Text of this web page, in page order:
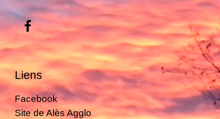
Liens
Facebook
Site de Alès Agglo